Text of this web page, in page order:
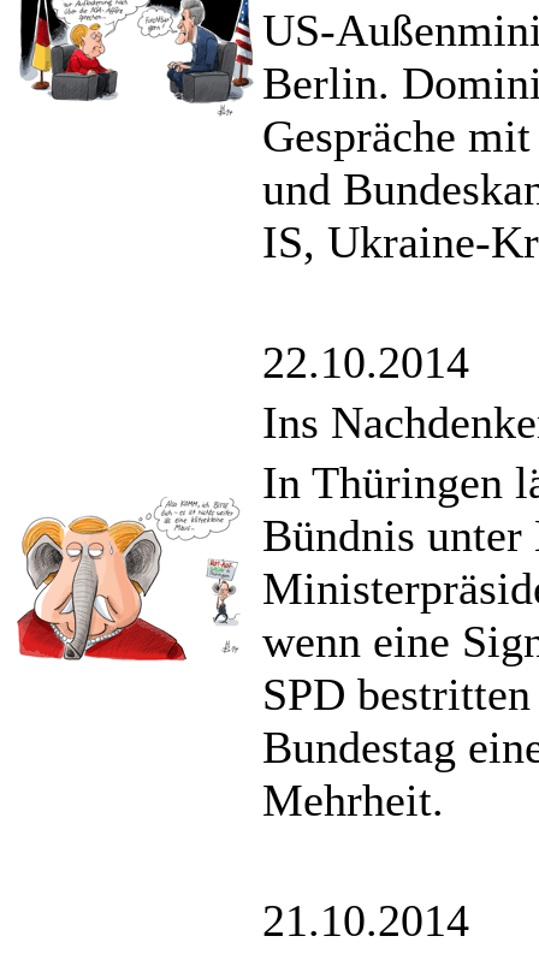
US-
Berlin.
Gespräche
und
IS, Ukraine-
22.10.2014
Ins
In Thüringen
Bündnis unter
wenn eine
SPD
Bundestag
Mehrheit.
21.10.2014